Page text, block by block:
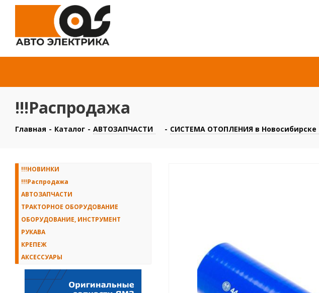
!!!Распродажа
Главная - Каталог - АВТОЗАПЧАСТИ - СИСТЕМА ОТОПЛЕНИЯ в Новосибирске
!!!НОВИНКИ
!!!Распродажа
АВТОЗАПЧАСТИ
ТРАКТОРНОЕ ОБОРУДОВАНИЕ
ОБОРУДОВАНИЕ, ИНСТРУМЕНТ
РУКАВА
КРЕПЕЖ
АКСЕССУАРЫ